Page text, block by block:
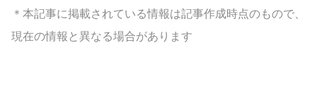
＊本記事に掲載されている情報は記事作成時点のもので、
現在の情報と異なる場合があります